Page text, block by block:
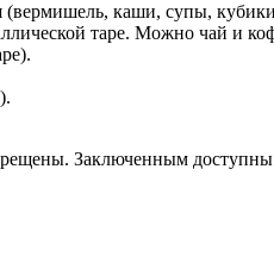
каши, супы,
таре. Можно чай и
Заключенным